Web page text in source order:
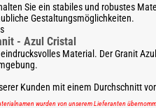
Sie ein stabiles und robustes
Gestaltungsmöglichkeiten.
- Azul Cristal
Material. Der Granit
Kunden mit einem Durchschnitt
wurden von unserem Lieferanten